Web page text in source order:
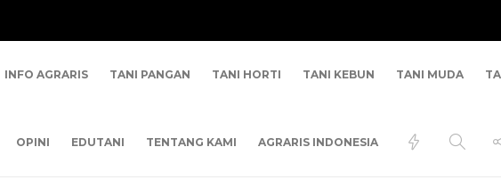
INFO AGRARIS TANI PANGAN TANI HORTI TANI KEBUN TANI MUDA
OPINI EDUTANI TENTANG KAMI AGRARIS INDONESIA